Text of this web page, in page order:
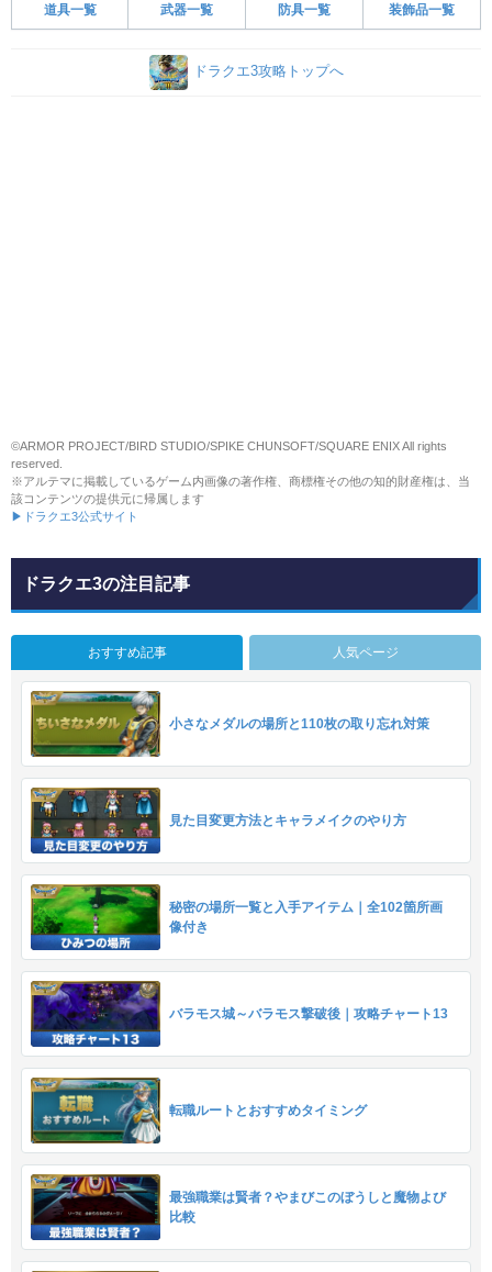
道具一覧 武器一覧 防具一覧 装飾品一覧
ドラクエ3攻略トップへ
©ARMOR PROJECT/BIRD STUDIO/SPIKE CHUNSOFT/SQUARE ENIX All rights
reserved.
※アルテマに掲載しているゲーム内画像の著作権、商標権その他の知的財産権は、当
該コンテンツの提供元に帰属します
▶ドラクエ3公式サイト
ドラクエ3の注目記事
おすすめ記事 人気ページ
小さなメダルの場所と110枚の取り忘れ対策
見た目変更方法とキャラメイクのやり方
秘密の場所一覧と入手アイテム｜全102箇所画
像付き
バラモス城～バラモス撃破後｜攻略チャート13
転職ルートとおすすめタイミング
最強職業は賢者？やまびこのぼうしと魔物よび
比較